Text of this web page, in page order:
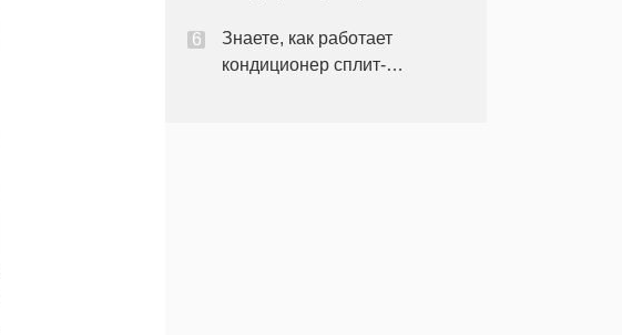
Знаете, как работает
кондиционер сплит-